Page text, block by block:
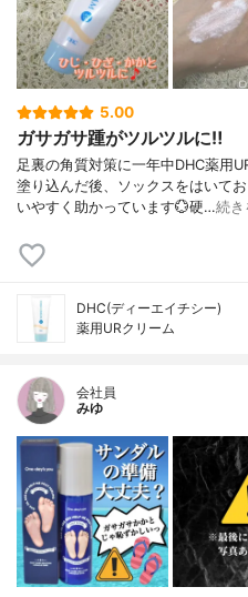
5.00
ガサガサ踵がツルツルに‼️
足裏の角質対策に一年中DHC薬用
塗り込んだ後、ソックスをはいて
いやすく助かっています💮硬…続き
DHC(ディーエイチシー)
薬用URクリーム
会社員
みゆ